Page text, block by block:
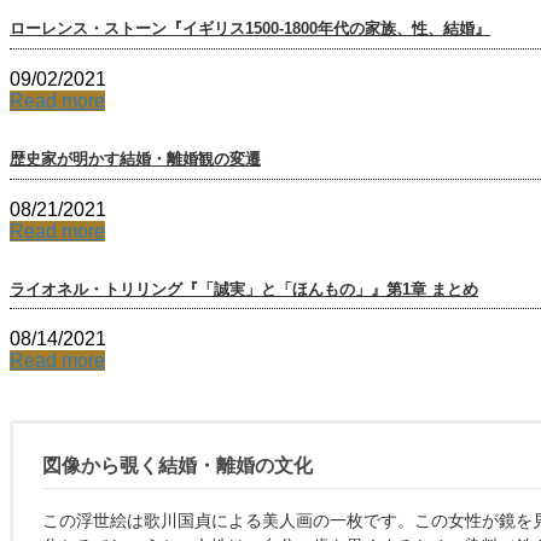
ローレンス・ストーン『イギリス1500-1800年代の家族、性、結婚』
09/02/2021
Read more
歴史家が明かす結婚・離婚観の変遷
08/21/2021
Read more
ライオネル・トリリング『「誠実」と「ほんもの」』第1章 まとめ
08/14/2021
Read more
図像から覗く結婚・離婚の文化
この浮世絵は歌川国貞による美人画の一枚です。この女性が鏡を